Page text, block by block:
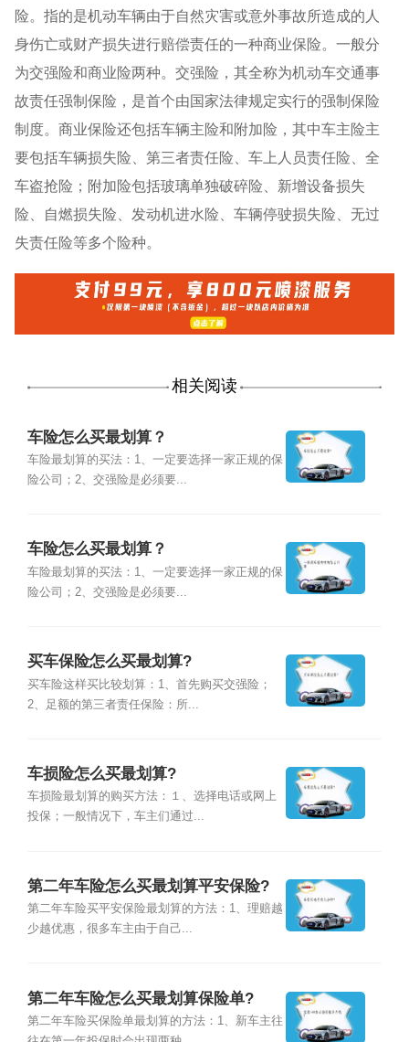
险。指的是机动车辆由于自然灾害或意外事故所造成的人
身伤亡或财产损失进行赔偿责任的一种商业保险。一般分
为交强险和商业险两种。交强险，其全称为机动车交通事
故责任强制保险，是首个由国家法律规定实行的强制保险
制度。商业保险还包括车辆主险和附加险，其中车主险主
要包括车辆损失险、第三者责任险、车上人员责任险、全
车盗抢险；附加险包括玻璃单独破碎险、新增设备损失
险、自燃损失险、发动机进水险、车辆停驶损失险、无过
失责任险等多个险种。
相关阅读
车险怎么买最划算？
车险最划算的买法：1、一定要选择一家正规的保
险公司；2、交强险是必须要...
车险怎么买最划算？
车险最划算的买法：1、一定要选择一家正规的保
险公司；2、交强险是必须要...
买车保险怎么买最划算?
买车险这样买比较划算：1、首先购买交强险；
2、足额的第三者责任保险：所...
车损险怎么买最划算?
车损险最划算的购买方法：１、选择电话或网上
投保；一般情况下，车主们通过...
第二年车险怎么买最划算平安保险?
第二年车险买平安保险最划算的方法：1、理赔越
少越优惠，很多车主由于自己...
第二年车险怎么买最划算保险单?
第二年车险买保险单最划算的方法：1、新车主往